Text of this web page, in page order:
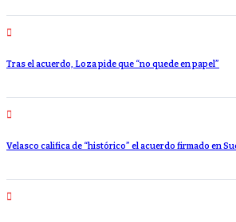
Tras el acuerdo, Loza pide que “no quede en papel”
Velasco califica de “histórico” el acuerdo firmado en